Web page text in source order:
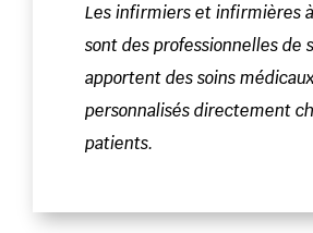
​Les infirmiers et infirmières
sont des professionnelles de
apportent des soins médicaux
personnalisés directement
patients.